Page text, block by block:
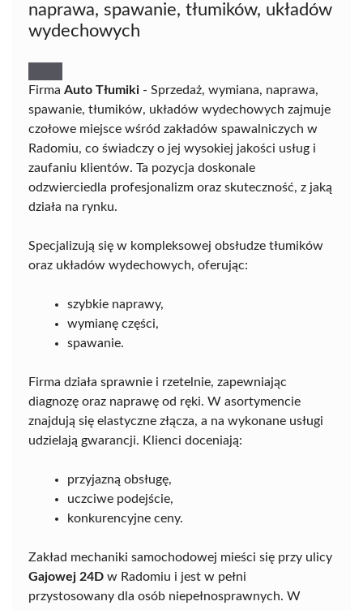
naprawa, spawanie, tłumików, układów
wydechowych
Firma Auto Tłumiki - Sprzedaż, wymiana, naprawa,
spawanie, tłumików, układów wydechowych zajmuje
czołowe miejsce wśród zakładów spawalniczych w
Radomiu, co świadczy o jej wysokiej jakości usług i
zaufaniu klientów. Ta pozycja doskonale
odzwierciedla profesjonalizm oraz skuteczność, z jaką
działa na rynku.
Specjalizują się w kompleksowej obsłudze tłumików
oraz układów wydechowych, oferując:
szybkie naprawy,
wymianę części,
spawanie.
Firma działa sprawnie i rzetelnie, zapewniając
diagnozę oraz naprawę od ręki. W asortymencie
znajdują się elastyczne złącza, a na wykonane usługi
udzielają gwarancji. Klienci doceniają:
przyjazną obsługę,
uczciwe podejście,
konkurencyjne ceny.
Zakład mechaniki samochodowej mieści się przy ulicy
Gajowej 24D w Radomiu i jest w pełni
przystosowany dla osób niepełnosprawnych. W